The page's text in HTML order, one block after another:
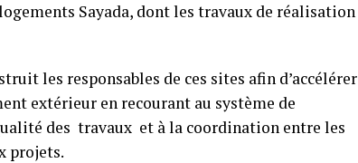
Sayada, dont les travaux de réalisation
les responsables de ces sites afin d’accélérer
extérieur en recourant au système de
des travaux et à la coordination entre les
projets.